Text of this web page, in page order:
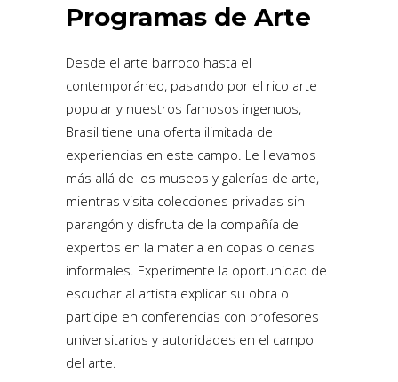
Programas de Arte
Desde el arte barroco hasta el
contemporáneo, pasando por el rico arte
popular y nuestros famosos ingenuos,
Brasil tiene una oferta ilimitada de
experiencias en este campo. Le llevamos
más allá de los museos y galerías de arte,
mientras visita colecciones privadas sin
parangón y disfruta de la compañía de
expertos en la materia en copas o cenas
informales. Experimente la oportunidad de
escuchar al artista explicar su obra o
participe en conferencias con profesores
universitarios y autoridades en el campo
del arte.